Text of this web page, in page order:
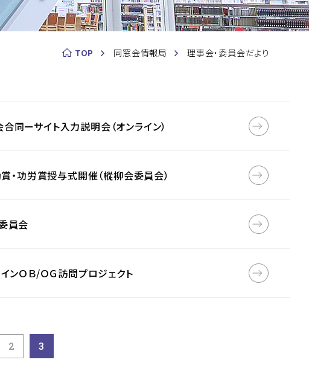
TOP 同窓会情報局 理事会・委員会だより
同ーサイト入力説明会（オンライン）
功労賞授与式開催（樅柳会委員会）
員会
ンＯＢ/ＯＧ訪問プロジェクト
2 3